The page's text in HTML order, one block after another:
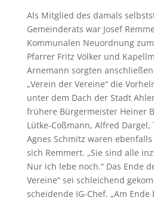
Als Mitglied des damals
Gemeinderats war Josef
Kommunalen Neuordnung
Pfarrer Fritz Völker und
Arnemann sorgten
„Verein der Vereine“ die
unter dem Dach der Stadt
frühere Bürgermeister Heiner
Lütke-Coßmann, Alfred Dargel,
Agnes Schmitz waren
sich Remmert. „Sie sind alle
Nur ich lebe noch.“ Das Ende
Vereine“ sei schleichend
scheidende IG-Chef. „Am